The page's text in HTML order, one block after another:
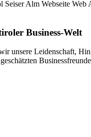
Business-Welt
unsere Leidenschaft,